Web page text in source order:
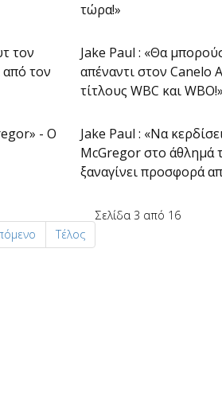
τώρα!»
τον
τον
Jake Paul : «Θα
απέναντι στον Canelo
τίτλους WBC και WBO!»
- Ο
Jake Paul : «Να
McGregor στο άθλημά
ξαναγίνει προσφορά
Σελίδα 3 από 16
Τέλος